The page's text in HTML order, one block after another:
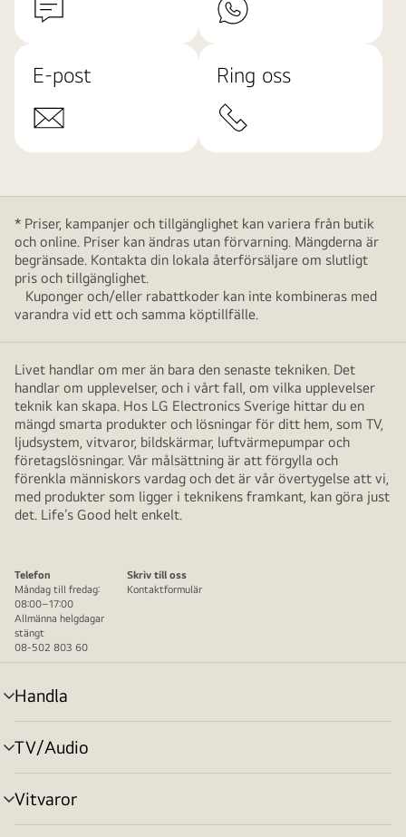
E-post Ring oss
* Priser, kampanjer och tillgänglighet kan variera från butik
och online. Priser kan ändras utan förvarning. Mängderna är
begränsade. Kontakta din lokala återförsäljare om slutligt
pris och tillgänglighet.
Kuponger och/eller rabattkoder kan inte kombineras med
varandra vid ett och samma köptillfälle.
Livet handlar om mer än bara den senaste tekniken. Det
handlar om upplevelser, och i vårt fall, om vilka upplevelser
teknik kan skapa. Hos LG Electronics Sverige hittar du en
mängd smarta produkter och lösningar för ditt hem, som TV,
ljudsystem, vitvaror, bildskärmar, luftvärmepumpar och
företagslösningar. Vår målsättning är att förgylla och
förenkla människors vardag och det är vår övertygelse att vi,
med produkter som ligger i teknikens framkant, kan göra just
det. Life’s Good helt enkelt.
Telefon
Måndag till fredag:
08:00–17:00
Allmänna helgdagar
stängt
08-502 803 60
Skriv till oss
Kontaktformulär
Handla
menyväxling
TV/Audio
menyväxling
Vitvaror
menyväxling